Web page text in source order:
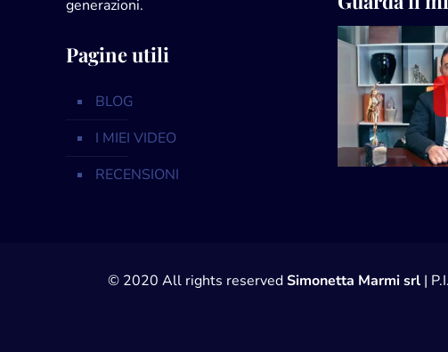
generazioni.
Pagine utili
BLOG
I MIEI VIDEO
RECENSIONI
© 2020 All rights reservedSimonetta Marmi srl |